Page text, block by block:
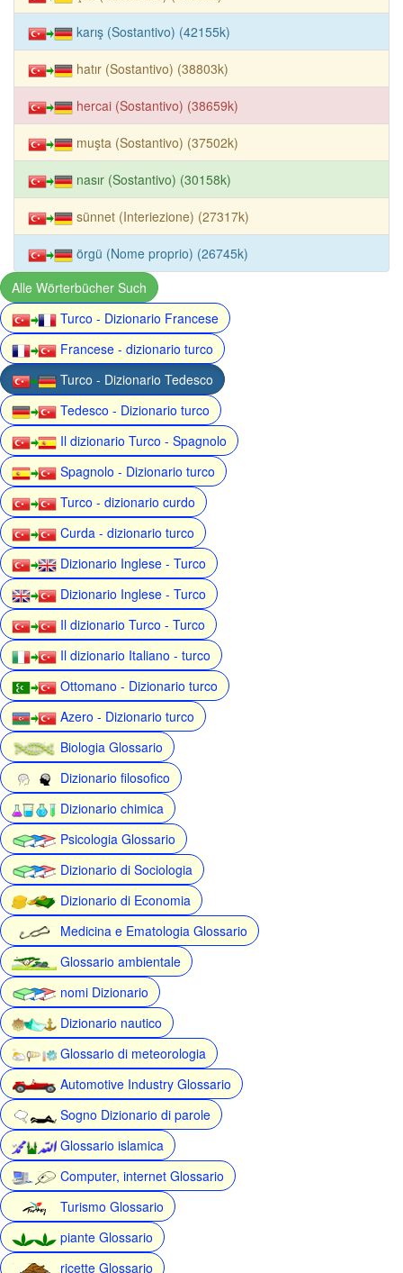
karış (Sostantivo) (42155k)
hatır (Sostantivo) (38803k)
hercai (Sostantivo) (38659k)
muşta (Sostantivo) (37502k)
nasır (Sostantivo) (30158k)
sünnet (Interiezione) (27317k)
örgü (Nome proprio) (26745k)
Alle Wörterbücher Such
Turco - Dizionario Francese
Francese - dizionario turco
Turco - Dizionario Tedesco
Tedesco - Dizionario turco
Il dizionario Turco - Spagnolo
Spagnolo - Dizionario turco
Turco - dizionario curdo
Curda - dizionario turco
Dizionario Inglese - Turco
Dizionario Inglese - Turco
Il dizionario Turco - Turco
Il dizionario Italiano - turco
Ottomano - Dizionario turco
Azero - Dizionario turco
Biologia Glossario
Dizionario filosofico
Dizionario chimica
Psicologia Glossario
Dizionario di Sociologia
Dizionario di Economia
Medicina e Ematologia Glossario
Glossario ambientale
nomi Dizionario
Dizionario nautico
Glossario di meteorologia
Automotive Industry Glossario
Sogno Dizionario di parole
Glossario islamica
Computer, internet Glossario
Turismo Glossario
piante Glossario
ricette Glossario